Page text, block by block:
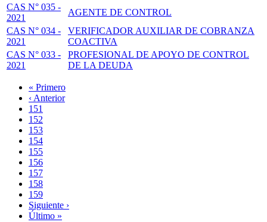
CAS N° 035 -
2021
AGENTE DE CONTROL
CAS N° 034 -
2021
VERIFICADOR AUXILIAR DE COBRANZA
COACTIVA
CAS N° 033 -
2021
PROFESIONAL DE APOYO DE CONTROL
DE LA DEUDA
Paginación
Primera
página
« Primero
Página
anterior
‹ Anterior
Page
151
Page
152
Page
153
Page
154
Página
actual
155
Page
156
Page
157
Page
158
Page
159
Siguiente
página
Siguiente ›
Última
Último »